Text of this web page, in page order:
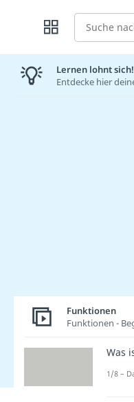
Suche
Lernen lohnt sich!
Entdecke hier
Funktionen
Funktionen -
Was
1/8 –